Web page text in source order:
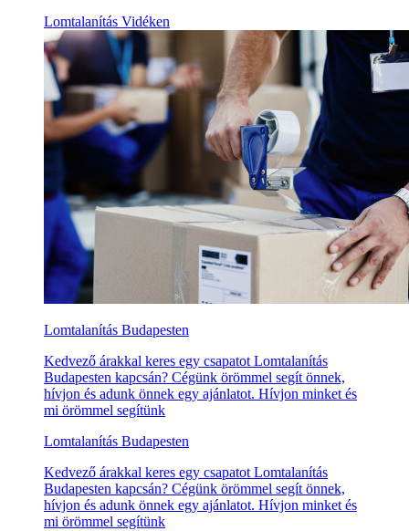
Lomtalanítás Vidéken
Lomtalanítás Budapesten
Kedvező árakkal keres egy csapatot Lomtalanítás
Budapesten kapcsán? Cégünk örömmel segít önnek,
hívjon és adunk önnek egy ajánlatot. Hívjon minket és
mi örömmel segítünk
Lomtalanítás Budapesten
Kedvező árakkal keres egy csapatot Lomtalanítás
Budapesten kapcsán? Cégünk örömmel segít önnek,
hívjon és adunk önnek egy ajánlatot. Hívjon minket és
mi örömmel segítünk